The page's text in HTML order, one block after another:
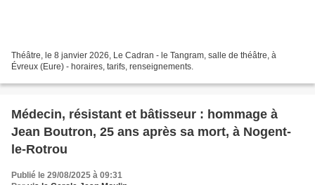
Théâtre, le 8 janvier 2026, Le Cadran - le Tangram, salle de théâtre, à
Évreux (Eure) - horaires, tarifs, renseignements.
Médecin, résistant et bâtisseur : hommage à
Jean Boutron, 25 ans après sa mort, à Nogent-
le-Rotrou
Publié le 29/08/2025 à 09:31